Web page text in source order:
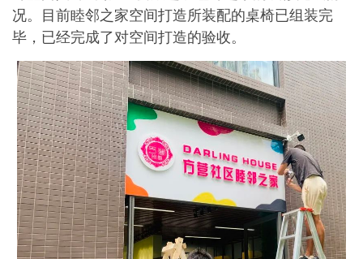
况。目前睦邻之家空间打造所装配的桌椅已组装完
毕，已经完成了对空间打造的验收。